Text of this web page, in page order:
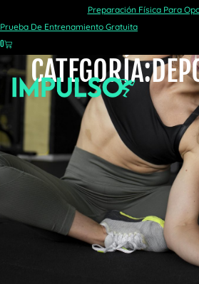
Preparación Física Para
Prueba De Entrenamiento Gratuita
0
CATEGORÍA: